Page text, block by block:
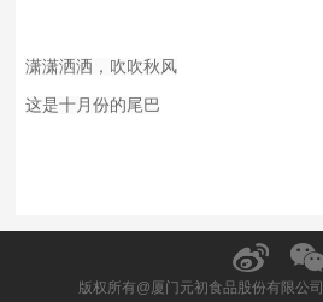
潇潇洒洒，吹吹秋风
这是十月份的尾巴
版权所有@厦门元初食品股份有限公司